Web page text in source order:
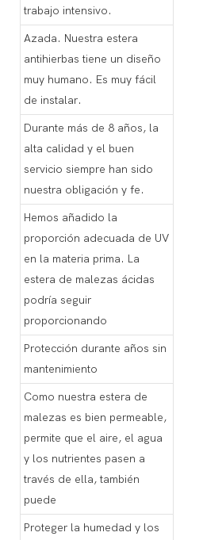
trabajo intensivo.
Azada. Nuestra estera
antihierbas tiene un diseño
muy humano. Es muy fácil
de instalar.
Durante más de 8 años, la
alta calidad y el buen
servicio siempre han sido
nuestra obligación y fe.
Hemos añadido la
proporción adecuada de UV
en la materia prima. La
estera de malezas ácidas
podría seguir
proporcionando
Protección durante años sin
mantenimiento
Como nuestra estera de
malezas es bien permeable,
permite que el aire, el agua
y los nutrientes pasen a
través de ella, también
puede
Proteger la humedad y los